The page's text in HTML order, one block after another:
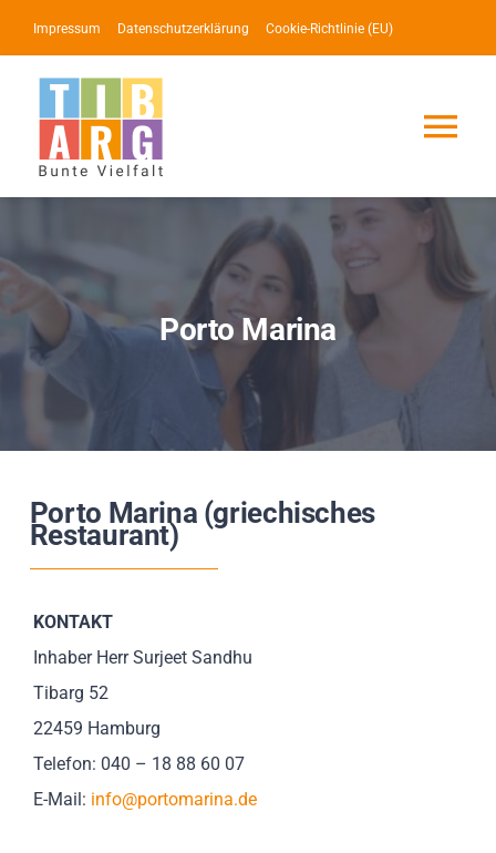
Inhalt
springen
Impressum Datenschutzerklärung Cookie-Richtlinie (EU)
Service
News
Impressionen
Porto Marina
Porto Marina (griechisches
Restaurant)
KONTAKT
Inhaber Herr Surjeet Sandhu
Tibarg 52
22459 Hamburg
Telefon: 040 – 18 88 60 07
E-Mail: info@portomarina.de